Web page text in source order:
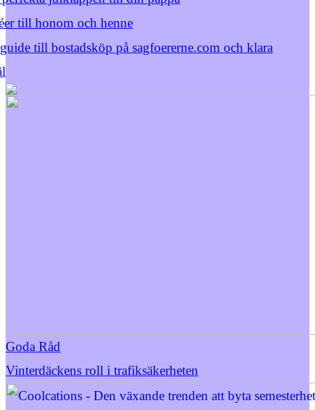
till honom och henne
till bostadsköp på sagfoererne.com och klara
Goda Råd
Vinterdäckens roll i trafiksäkerheten